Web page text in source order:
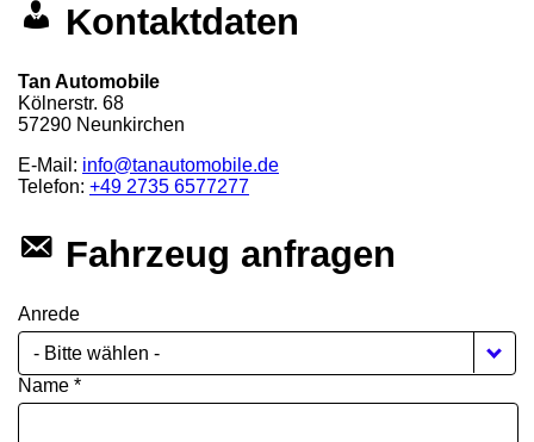
Kontaktdaten
Tan Automobile
Kölnerstr. 68
57290 Neunkirchen
E-Mail: info@tanautomobile.de
Telefon: +49 2735 6577277
Fahrzeug anfragen
Anrede
- Bitte wählen -
Name *